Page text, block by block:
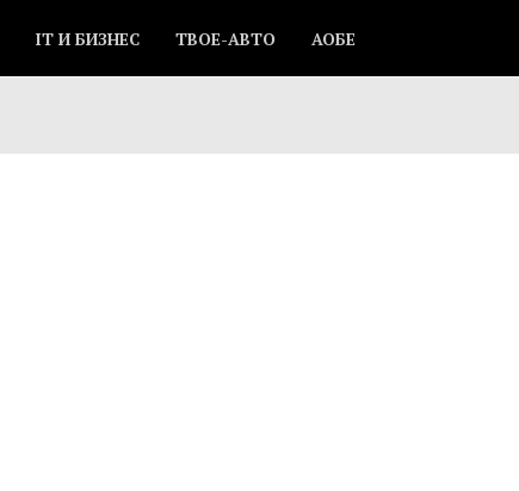
IT И БИЗНЕС ТВОЕ-АВТО АОБЕ